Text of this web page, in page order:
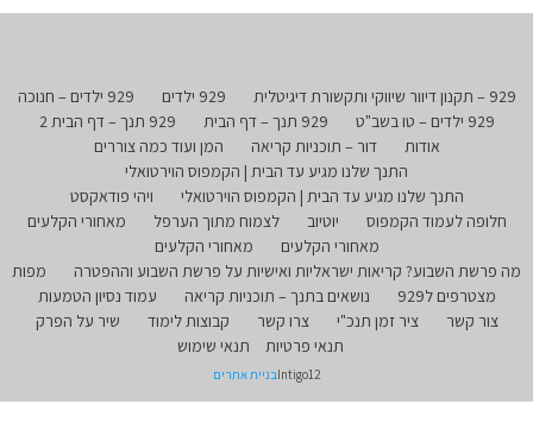
929 – תקנון דיוור שיווקי ותקשורת דיגיטלית 929 ילדים
929 ילדים – חנוכה
929 ילדים – טו בשב"ט
929 תנך – דף הבית
929 תנך – דף הבית 2
אודות
דור – תוכניות קריאה
המן ועוד כמה צוררים
התנך שלנו מגיע עד הבית | הקמפוס הוירטואלי
התנך שלנו מגיע עד הבית | הקמפוס הוירטואלי
ויהי פודאקסט
חלופה לעמוד הקמפוס
יוטיוב לצמוח מתוך הערפל
מאחורי הקלעים
מאחורי הקלעים
מאחורי הקלעים
מה פרשת השבוע? קריאות ישראליות ואישיות על פרשת השבוע וההפטרה
מפות
מצטרפים ל929
נושאים בתנך – תוכניות קריאה
עמוד נסיון הטמעות
צור קשר
ציר זמן תנכ"י צרו קשר קבוצות לימוד
שיר על הפרק
תנאי פרטיות
תנאי שימוש
Intigo12בניית אתרים